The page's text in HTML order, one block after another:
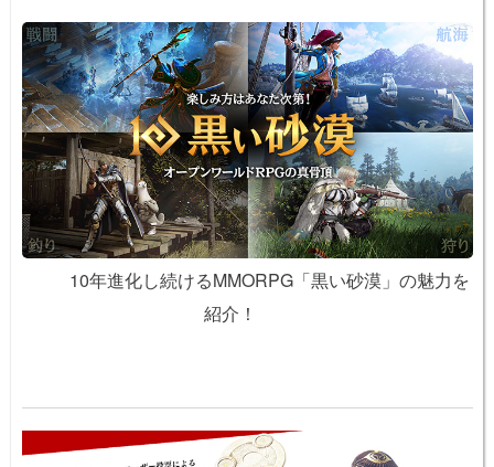
10年進化し続けるMMORPG「黒い砂漠」の魅力を
紹介！